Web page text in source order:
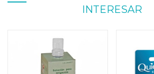
INTERESAR